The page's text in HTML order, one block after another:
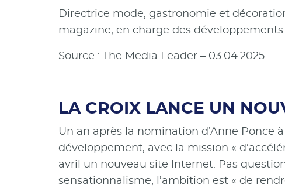
Directrice mode, gastronomie et
magazine, en charge des développements.
Source : The Media Leader – 03.04.2025
LA CROIX LANCE UN
Un an après la nomination d’Anne
développement, avec la mission «
avril un nouveau site Internet. Pas
sensationnalisme, l’ambition est « de